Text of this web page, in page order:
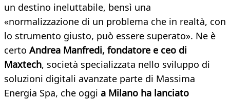
un destino ineluttabile, bensì una
«normalizzazione di un problema che in realtà, con
lo strumento giusto, può essere superato». Ne è
certo Andrea Manfredi, fondatore e ceo di
Maxtech, società specializzata nello sviluppo di
soluzioni digitali avanzate parte di Massima
Energia Spa, che oggi a Milano ha lanciato